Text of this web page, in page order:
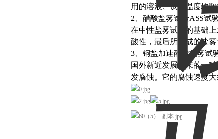
用的溶液。试验温度均取
2 、醋酸盐雾试验ASS试
在中性盐雾试验的基础
酸性，最后所形成的盐
3 、铜盐加速醋酸盐雾试
国外新近发展起来的一
发腐蚀。它的腐蚀速度